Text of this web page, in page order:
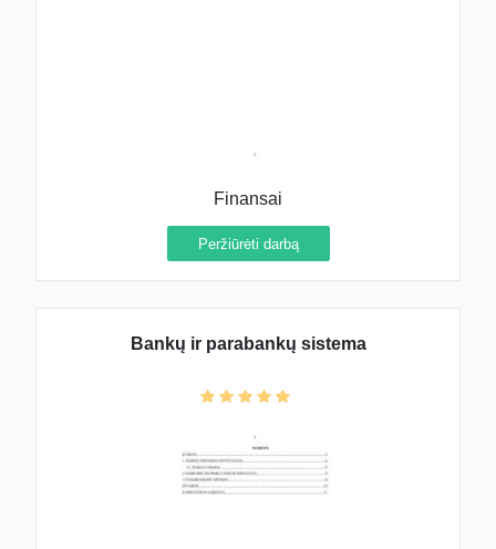
Finansai
Peržiūrėti darbą
Bankų ir parabankų sistema